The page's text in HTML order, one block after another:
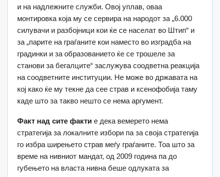
и на надлежните служби. Овој уплав, оваа
монтировка која му се сервира на народот за „6.000
силувачи и разбојници кои ќе се населат во Штип“ и
за „парите на граѓаните кои наместо во изградба на
градинки и за образованието ќе се трошеле за
станови за бегалците“ заслужува соодветна реакција
на соодветните институции. Не може во државата на
кој како ќе му текне да сее страв и ксенофобија таму
каде што за такво нешто се нема аргумент.
Факт над сите факти е дека вемерето нема
стратегија за локалните избори па за своја стратегија
го избра ширењето страв меѓу граѓаните. Тоа што за
време на нивниот мандат, од 2009 година па до
губењето на власта нивна беше одлуката за